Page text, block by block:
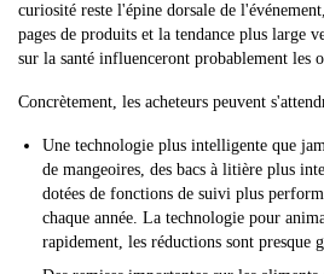
curiosité reste l'épine dorsale de
pages de produits et la tendance plus large
sur la santé influenceront probablement les
Concrètement, les acheteurs peuvent
Une technologie plus intelligente que
de mangeoires, des bacs à litière plus
dotées de fonctions de suivi plus
chaque année. La technologie pour
rapidement, les réductions sont presque